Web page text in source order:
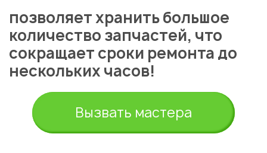
позволяет хранить большое
количество запчастей, что
сокращает сроки ремонта до
нескольких часов!
Вызвать мастера